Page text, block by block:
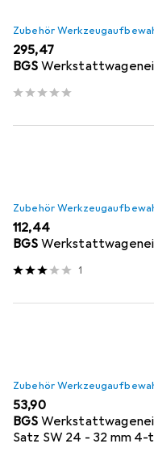
Zubehör
EUR
295,47
BGS
Zubehör
EUR
112,44
BGS
1
Zubehör
EUR
53,90
BGS
Satz SW 24 - 32 mm 4-